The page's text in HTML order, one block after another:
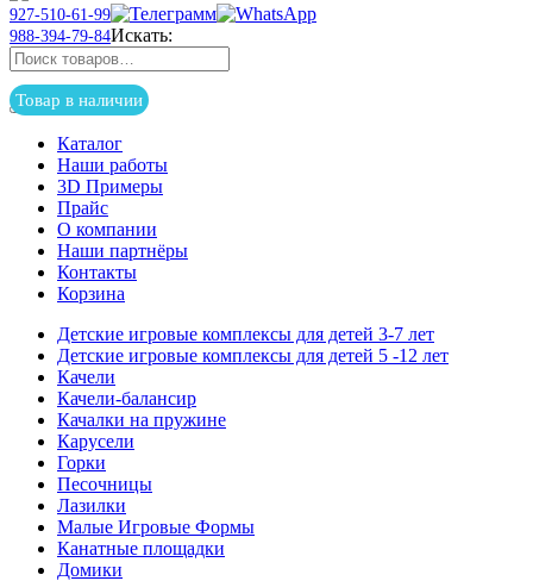
927-510-61-99
988-394-79-84Искать:
Товар в наличии
Каталог
Наши работы
3D Примеры
Прайс
О компании
Наши партнёры
Контакты
Корзина
Детские игровые комплексы для детей 3-7 лет
Детские игровые комплексы для детей 5 -12 лет
Качели
Качели-балансир
Качалки на пружине
Карусели
Горки
Песочницы
Лазилки
Малые Игровые Формы
Канатные площадки
Домики